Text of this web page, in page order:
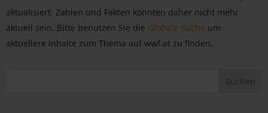
aktualisiert. Zahlen und Fakten könnten daher nicht mehr
aktuell sein. Bitte benutzen Sie die Globale Suche um
aktuellere Inhalte zum Thema auf wwf.at zu finden.